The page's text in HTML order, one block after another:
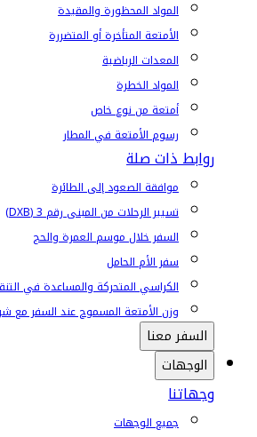
المواد المحظورة والمقيدة
الأمتعة المتأخرة أو المتضررة
المعدات الرياضية
المواد الخطرة
أمتعة من نوع خاص
رسوم الأمتعة في المطار
روابط ذات صلة
موافقة الصعود إلى الطائرة
تسيير الرحلات من المبنى رقم 3 (DXB)
السفر خلال موسم العمرة والحج
سفر الأم الحامل
الكراسي المتحركة والمساعدة في
وزن الأمتعة المسموح عند السفر مع
السفر معنا
الوجهات
وجهاتنا
جميع الوجهات